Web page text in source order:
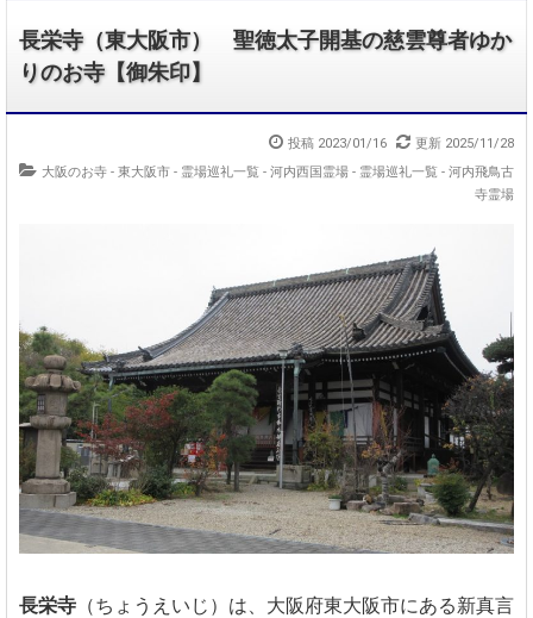
長栄寺（東大阪市） 聖徳太子開基の慈雲尊者ゆか
りのお寺【御朱印】
投稿 2023/01/16
更新 2025/11/28
大阪のお寺 - 東大阪市 - 霊場巡礼一覧 - 河内西国霊場 - 霊場巡礼一覧 - 河内飛鳥古
寺霊場
長栄寺 （ちょうえいじ）は、大阪府東大阪市にある新真言